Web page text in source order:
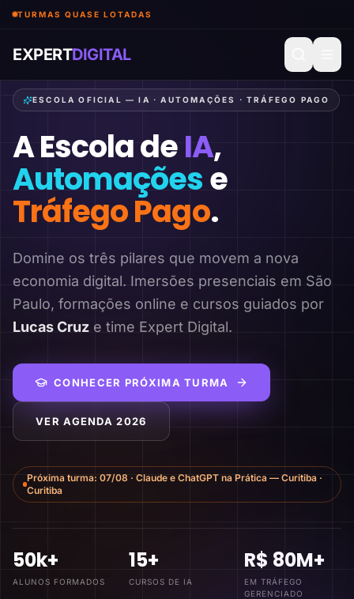
TURMAS QUASE LOTADAS
EXPERTDIGITAL
ESCOLA OFICIAL — IA · AUTOMAÇÕES · TRÁFEGO PAGO
A Escola deIA,
Automaçõese
Tráfego Pago.
Domine os três pilares que movem a nova
economia digital. Imersões presenciais em São
Paulo, formações online e cursos guiados por
Lucas Cruz e time Expert Digital.
CONHECER PRÓXIMA TURMA
VER AGENDA 2026
Próxima turma:07/08 ·Claude e ChatGPT na Prática — Curitiba ·
Curitiba
50k+
ALUNOS FORMADOS
15+
CURSOS DE IA
R$ 80M+
EM TRÁFEGO
GERENCIADO